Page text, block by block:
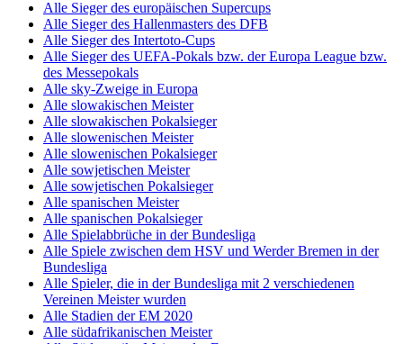
Alle Sieger des europäischen Supercups
Alle Sieger des Hallenmasters des DFB
Alle Sieger des Intertoto-Cups
Alle Sieger des UEFA-Pokals bzw. der Europa League bzw.
des Messepokals
Alle sky-Zweige in Europa
Alle slowakischen Meister
Alle slowakischen Pokalsieger
Alle slowenischen Meister
Alle slowenischen Pokalsieger
Alle sowjetischen Meister
Alle sowjetischen Pokalsieger
Alle spanischen Meister
Alle spanischen Pokalsieger
Alle Spielabbrüche in der Bundesliga
Alle Spiele zwischen dem HSV und Werder Bremen in der
Bundesliga
Alle Spieler, die in der Bundesliga mit 2 verschiedenen
Vereinen Meister wurden
Alle Stadien der EM 2020
Alle südafrikanischen Meister